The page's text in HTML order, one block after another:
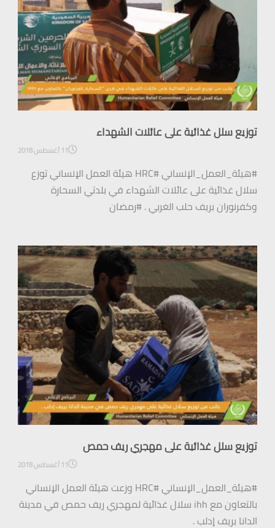
توزيع سلل غذائية على عائلات الشهداء
11 أغسطس 2018
#هيئة_العمل_الإنساني #HRC هيئة العمل الإنساني توزع
سلال غذائية على عائلات الشهداء في بلدتي السحارة
وكفرنوران بريف حلب الغربي . #رمضان
توزيع سلل غذائية على مهجري ريف حمص
11 أغسطس 2018
#هيئة_العمل_الإنساني #HRC وزعت هيئة العمل الإنساني
بالتعاون مع ihh سلال غذائية لمهجري ريف حمص في مدينة
الدانا بريف إدلب .